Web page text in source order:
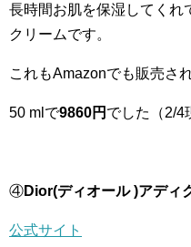
長時間お肌を保湿してくれ
クリームです。
これもAmazonでも販売さ
50 mlで9860円 でした（2/4
④Dior(ディオール )アディ
公式サイト